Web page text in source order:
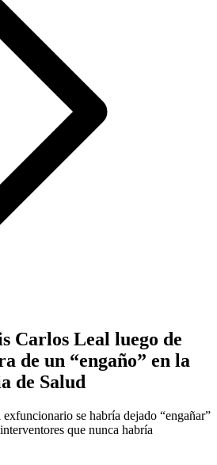
Carlos Leal luego de
de un “engaño” en la
de Salud
se habría dejado “engañar”
que nunca habría